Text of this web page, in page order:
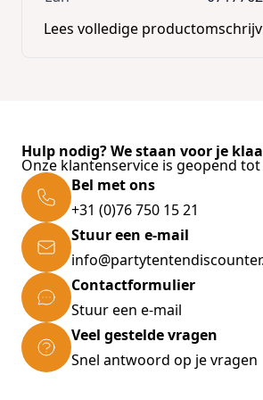
Zo kunt u zelf bepalen wat de
toe
-U vraagt offerte aan via de
mail uw logo in EPS, of AI
naar ons toe
Lees volledige
Hulp nodig? We staan voor je
Onze klantenservice is geopend tot
Bel met ons
+31 (0)76 750 15 21
Stuur een e-mail
Contactformulier
Stuur een e-mail
Veel gestelde vragen
Snel antwoord op je vragen